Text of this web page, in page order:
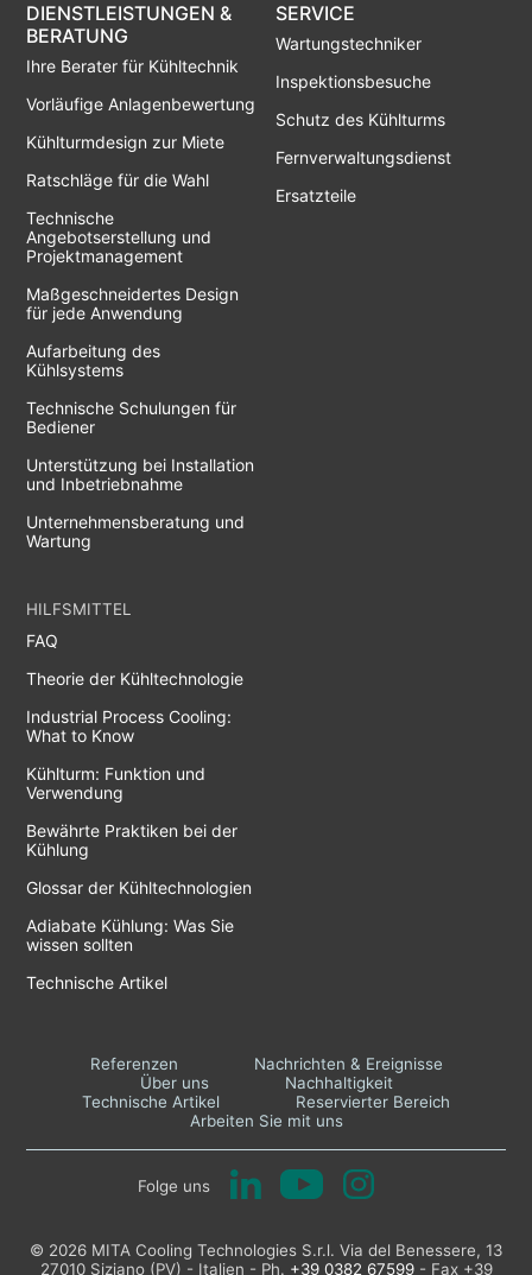
DIENSTLEISTUNGEN &
BERATUNG
Ihre Berater für Kühltechnik
Vorläufige Anlagenbewertung
Kühlturmdesign zur Miete
Ratschläge für die Wahl
Technische
Angebotserstellung und
Projektmanagement
Maßgeschneidertes Design
für jede Anwendung
Aufarbeitung des
Kühlsystems
Technische Schulungen für
Bediener
Unterstützung bei Installation
und Inbetriebnahme
Unternehmensberatung und
Wartung
SERVICE
Wartungstechniker
Inspektionsbesuche
Schutz des Kühlturms
Fernverwaltungsdienst
Ersatzteile
HILFSMITTEL
FAQ
Theorie der Kühltechnologie
Industrial Process Cooling:
What to Know
Kühlturm: Funktion und
Verwendung
Bewährte Praktiken bei der
Kühlung
Glossar der Kühltechnologien
Adiabate Kühlung: Was Sie
wissen sollten
Technische Artikel
Referenzen
Nachrichten & Ereignisse
Über uns
Nachhaltigkeit
Technische Artikel
Reservierter Bereich
Arbeiten Sie mit uns
Folge uns
© 2026 MITA Cooling Technologies S.r.l. Via del Benessere, 13
27010 Siziano (PV) - Italien - Ph. +39 0382 67599- Fax +39